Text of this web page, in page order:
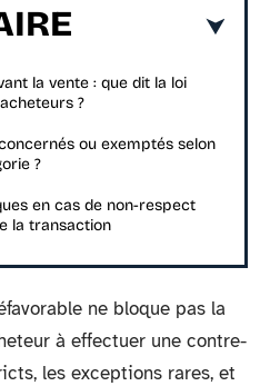
la vente : que dit la loi
?
ou exemptés selon
?
en cas de non-respect
la transaction
ne bloque pas la
à effectuer une contre-
les exceptions rares, et